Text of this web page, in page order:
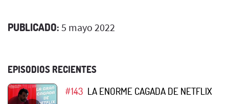
PUBLICADO: 5 mayo 2022
EPISODIOS RECIENTES
#143 LA ENORME CAGADA DE NETFLIX